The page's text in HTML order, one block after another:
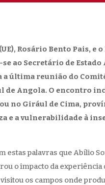
Rosário Bento Pais, e
ao Secretário de
última reunião do
de Angola. O encontro
no Girául de Cima,
e a vulnerabilidade à
estas palavras que Abílio
o impacto da
os campos onde